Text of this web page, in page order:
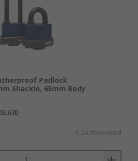
Padlock
Shackle, 65mm Body
€ 24,99/eenheid